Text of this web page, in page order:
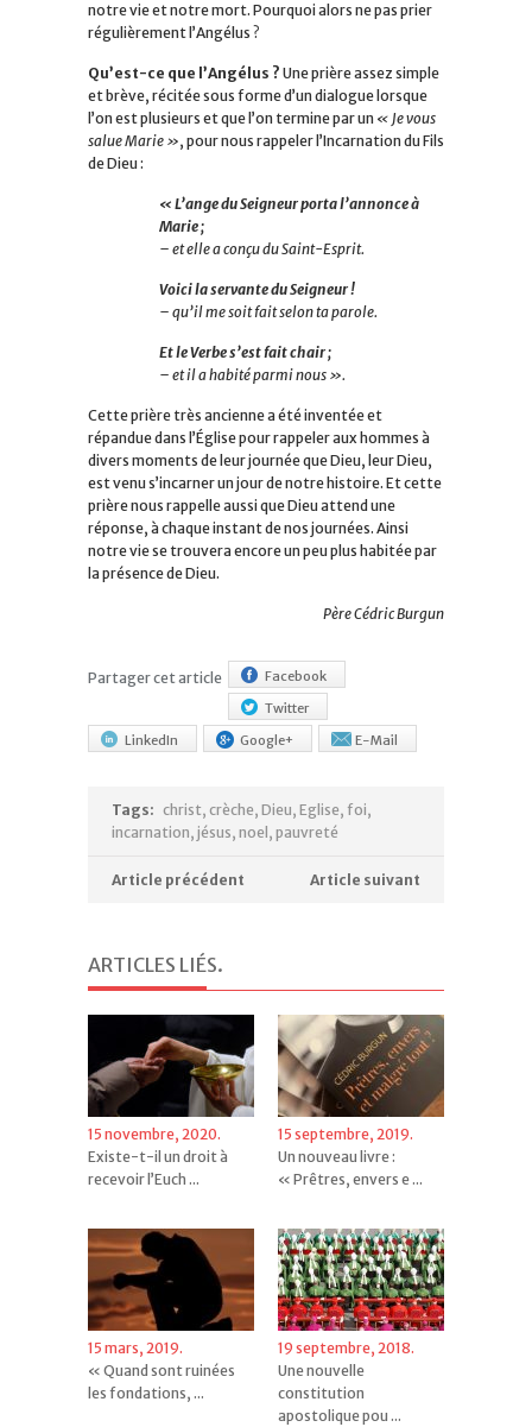
notre vie et notre mort. Pourquoi alors ne pas prier
régulièrement l’Angélus ?
Qu’est-ce que l’Angélus ? Une prière assez simple
et brève, récitée sous forme d’un dialogue lorsque
l’on est plusieurs et que l’on termine par un « Je vous
salue Marie », pour nous rappeler l’Incarnation du Fils
de Dieu :
« L’ange du Seigneur porta l’annonce à
Marie ;
– et elle a conçu du Saint-Esprit.
Voici la servante du Seigneur !
– qu’il me soit fait selon ta parole.
Et le Verbe s’est fait chair ;
– et il a habité parmi nous ».
Cette prière très ancienne a été inventée et
répandue dans l’Église pour rappeler aux hommes à
divers moments de leur journée que Dieu, leur Dieu,
est venu s’incarner un jour de notre histoire. Et cette
prière nous rappelle aussi que Dieu attend une
réponse, à chaque instant de nos journées. Ainsi
notre vie se trouvera encore un peu plus habitée par
la présence de Dieu.
Père Cédric Burgun
Partager cet article
Facebook
Twitter
LinkedIn
Google+ E-Mail
Tags: christ, crèche, Dieu, Eglise, foi,
incarnation, jésus, noel , pauvreté
Article précédent Article suivant
ARTICLES LIÉS.
15 novembre, 2020.
Existe-t-il un droit à
recevoir l’Euch ...
15 septembre, 2019.
Un nouveau livre :
« Prêtres, envers e ...
15 mars, 2019.
« Quand sont ruinées
les fondations, ...
19 septembre, 2018.
Une nouvelle
constitution
apostolique pou ...